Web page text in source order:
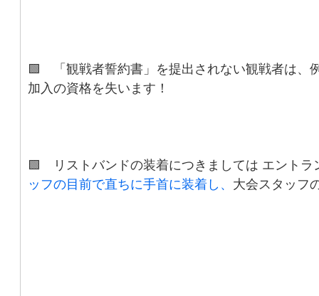
🟩 「観戦者誓約書」を提出されない観戦者は、
加入の資格を失います！
🟩 リストバンドの装着につきましては エントラ
ッフの目前で直ちに手首に装着し、 大会スタッフ